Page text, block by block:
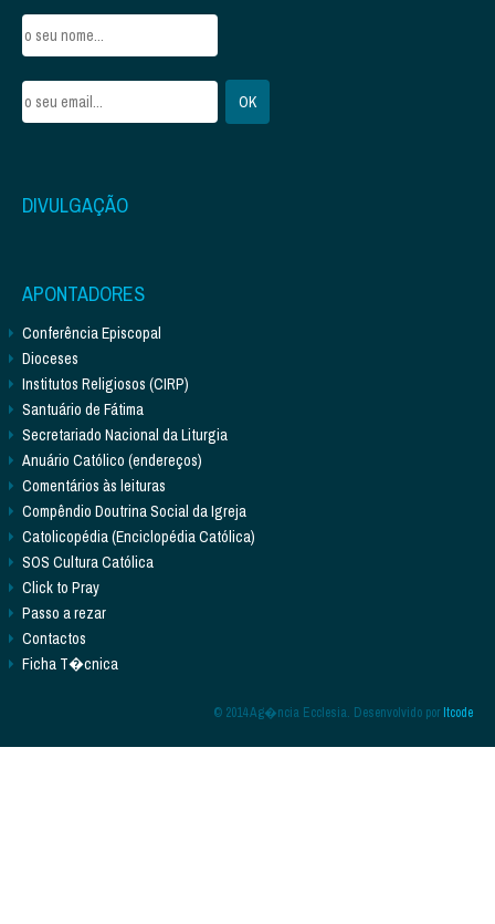
DIVULGAÇÃO
APONTADORES
Conferência Episcopal
Dioceses
Institutos Religiosos (CIRP)
Santuário de Fátima
Secretariado Nacional da Liturgia
Anuário Católico (endereços)
Comentários às leituras
Compêndio Doutrina Social da Igreja
Catolicopédia (Enciclopédia Católica)
SOS Cultura Católica
Click to Pray
Passo a rezar
Contactos
Ficha T�cnica
© 2014 Ag�ncia Ecclesia. Desenvolvido porItcode